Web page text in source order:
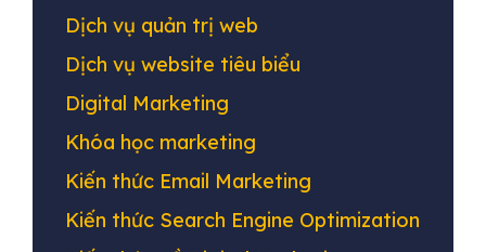
Dịch vụ quản trị web
Dịch vụ website tiêu biểu
Digital Marketing
Khóa học marketing
Kiến thức Email Marketing
Kiến thức Search Engine Optimization